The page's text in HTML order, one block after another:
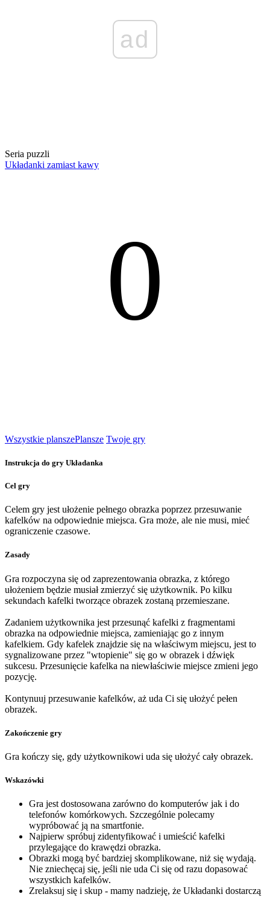
ad
Seria puzzli
Układanki zamiast kawy
0
Wszystkie planszePlansze Twoje gry
Instrukcja do gry Układanka
Cel gry
Celem gry jest ułożenie pełnego obrazka poprzez przesuwanie
kafelków na odpowiednie miejsca. Gra może, ale nie musi, mieć
ograniczenie czasowe.
Zasady
Gra rozpoczyna się od zaprezentowania obrazka, z którego
ułożeniem będzie musiał zmierzyć się użytkownik. Po kilku
sekundach kafelki tworzące obrazek zostaną przemieszane.
Zadaniem użytkownika jest przesunąć kafelki z fragmentami
obrazka na odpowiednie miejsca, zamieniając go z innym
kafelkiem. Gdy kafelek znajdzie się na właściwym miejscu, jest to
sygnalizowane przez "wtopienie" się go w obrazek i dźwięk
sukcesu. Przesunięcie kafelka na niewłaściwie miejsce zmieni jego
pozycję.
Kontynuuj przesuwanie kafelków, aż uda Ci się ułożyć pełen
obrazek.
Zakończenie gry
Gra kończy się, gdy użytkownikowi uda się ułożyć cały obrazek.
Wskazówki
Gra jest dostosowana zarówno do komputerów jak i do
telefonów komórkowych. Szczególnie polecamy
wypróbować ją na smartfonie.
Najpierw spróbuj zidentyfikować i umieścić kafelki
przylegające do krawędzi obrazka.
Obrazki mogą być bardziej skomplikowane, niż się wydają.
Nie zniechęcaj się, jeśli nie uda Ci się od razu dopasować
wszystkich kafelków.
Zrelaksuj się i skup - mamy nadzieję, że Układanki dostarczą